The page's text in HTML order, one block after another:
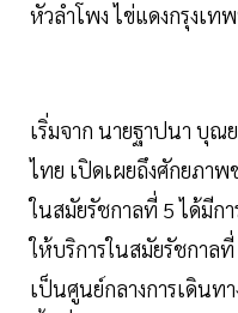
หัวลำโพง ไข่แดงกรุงเท
เริ่มจาก นายฐาปนา บุณ
ไทย เปิดเผยถึงศักยภา
ในสมัยรัชกาลที่ 5 ได้มีก
ให้บริการในสมัยรัชกา
เป็นศูนย์กลางการเดินท